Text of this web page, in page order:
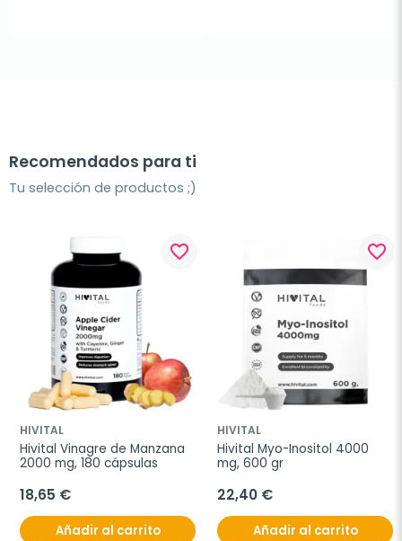
Recomendados para ti
Tu selección de productos ;)
favorite_border
HIVITAL
Hivital Vinagre de Manzana
2000 mg, 180 cápsulas
18,65 €
Añadir al carrito
favorite_border
HIVITAL
Hivital Myo-Inositol 4000
mg, 600 gr
22,40 €
Añadir al carrito